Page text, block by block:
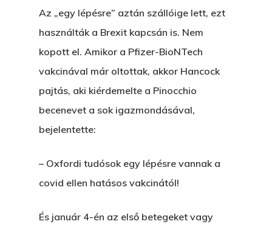
Az „egy lépésre” aztán szállóige lett, ezt
használták a Brexit kapcsán is. Nem
kopott el. Amikor a Pfizer-BioNTech
vakcinával már oltottak, akkor Hancock
pajtás, aki kiérdemelte a Pinocchio
becenevet a sok igazmondásával,
bejelentette:
– Oxfordi tudósok egy lépésre vannak a
covid ellen hatásos vakcinától!
És január 4-én az első betegeket vagy